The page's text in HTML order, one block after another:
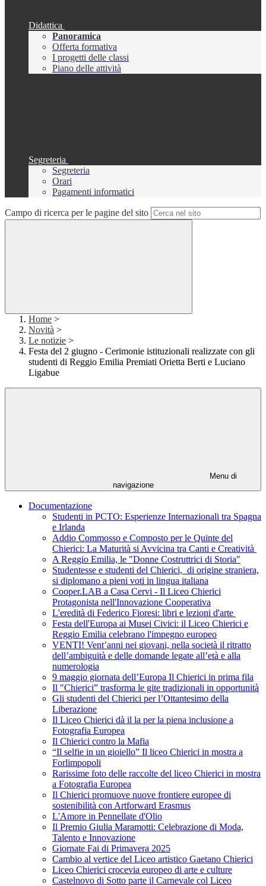
Didattica
Panoramica
Offerta formativa
I progetti delle classi
Piano delle attività
Segreteria
Segreteria
Orari
Pagamenti informatici
Campo di ricerca per le pagine del sito
Home >
Novità >
Le notizie >
Festa del 2 giugno - Cerimonie istituzionali realizzate con gli
studenti di Reggio Emilia Premiati Orietta Berti e Luciano
Ligabue
Menu di
navigazione
Documentazione
Studenti in PCTO: Esperienze Internazionali tra Spagna
e Irlanda
Addio Commosso e Composto per le Quinte del
Chierici: La Maturità si Avvicina tra Canti e Creatività
A Reggio Emilia, le "Donne Costruttrici di Storia"
Studentesse e studenti del Chierici, di origine straniera,
si diplomano a pieni voti in lingua italiana
Cooper.LAB a Casa Cervi - Il Liceo Chierici
Protagonista nell'Innovazione Cooperativa
L'eredità di Federico Fioresi: libri e lezioni d'arte
Festa dell'Europa ai Musei Civici: il Liceo Chierici e
Reggio Emilia celebrano l'impegno europeo
VENTI! Vent’anni nei giovani, nella società il ritratto
dell’ambiguità e delle domande legate all’età e alla
numerologia
9 maggio giornata dell’Europa Il Chierici in prima fila
Il "Chierici” trasforma le gite tradizionali in opportunità
Gli studenti del Chierici per l’Ottantesimo della
Liberazione
Il Liceo Chierici dà il la per la piena inclusione a
Fotografia Europea
Il Chierici contro la Mafia
“Il selfie in un gioiello” Il liceo Chierici in mostra a
Forlimpopoli
Rarissime foto delle raccolte del liceo Chierici in mostra
a Fotografia Europea
Il Chierici promuove nuove frontiere europee di
sostenibilità con Artforward Erasmus
L'Amore in Pennellate d'Olio
Il Premio Giulia Maramotti: Celebrazione di Moda,
Talento e Innovazione
Giornate Fai di Primavera 2025
Cambio al vertice del Liceo artistico Gaetano Chierici
Liceo Chierici crocevia europeo di arte e culture
Castelnovo di Sotto parte il Carnevale col Liceo